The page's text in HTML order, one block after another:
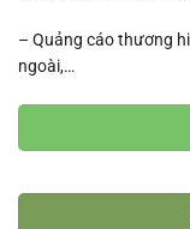
– Quảng cáo thương
ngoài,…